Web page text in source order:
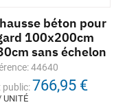
béton pour
100x200cm
sans échelon
44640
public:766,95 €
UNITÉ